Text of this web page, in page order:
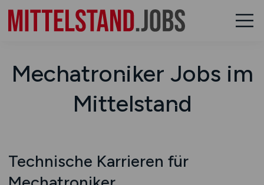
Mechatroniker Jobs im
Mittelstand
Technische Karrieren für